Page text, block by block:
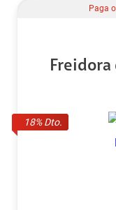
18% Dto.
Paga
Freidora